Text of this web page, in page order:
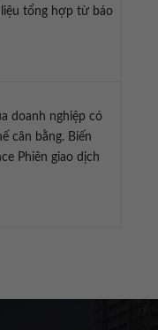
liệu tổng hợp từ báo
doanh nghiệp có
cân bằng. Biến
Phiên giao dịch